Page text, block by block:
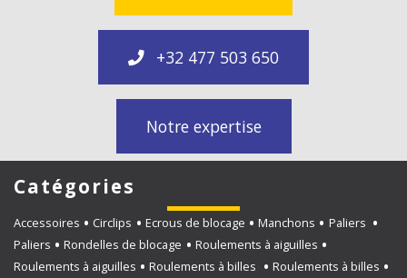
+32 477 503 650
Notre expertise
Catégories
Accessoires Circlips Ecrous de blocage Manchons
Paliers
Paliers
Rondelles de blocage
Roulements à aiguilles
Roulements à aiguilles
Roulements à billes
Roulements à billes